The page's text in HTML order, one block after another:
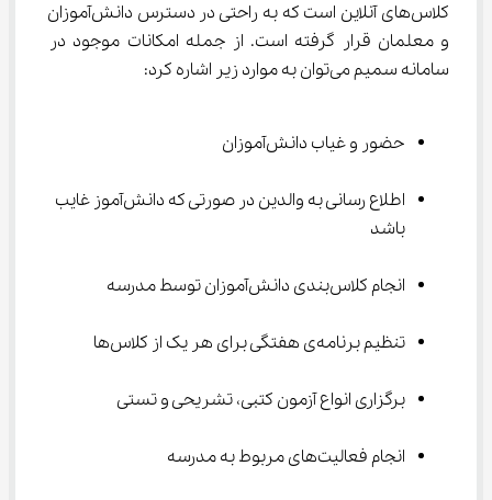
کلاس‌های آنلاین است که به راحتی در دسترس دانش‌آموزان
و معلمان قرار گرفته است. از جمله امکانات موجود در
سامانه سمیم می‌توان به موارد زیر اشاره کرد:
حضور و غیاب دانش‌آموزان
اطلاع رسانی به والدین در صورتی که دانش‌آموز غایب
باشد
انجام کلاس‌بندی دانش‌آموزان توسط مدرسه
تنظیم برنامه‌ی هفتگی برای هر یک از کلاس‌ها
برگزاری انواع آزمون کتبی، تشریحی و تستی
انجام فعالیت‌های مربوط به مدرسه